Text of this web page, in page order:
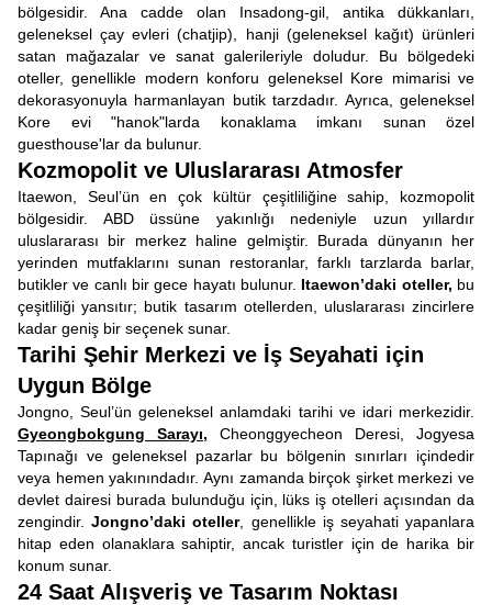
bölgesidir. Ana cadde olan Insadong-gil, antika dükkanları,
geleneksel çay evleri (chatjip), hanji (geleneksel kağıt) ürünleri
satan mağazalar ve sanat galerileriyle doludur. Bu bölgedeki
oteller, genellikle modern konforu geleneksel Kore mimarisi ve
dekorasyonuyla harmanlayan butik tarzdadır. Ayrıca, geleneksel
Kore evi "hanok"larda konaklama imkanı sunan özel
guesthouse'lar da bulunur.
Kozmopolit ve Uluslararası Atmosfer
Itaewon, Seul’ün en çok kültür çeşitliliğine sahip, kozmopolit
bölgesidir. ABD üssüne yakınlığı nedeniyle uzun yıllardır
uluslararası bir merkez haline gelmiştir. Burada dünyanın her
yerinden mutfaklarını sunan restoranlar, farklı tarzlarda barlar,
butikler ve canlı bir gece hayatı bulunur. Itaewon’daki oteller, bu
çeşitliliği yansıtır; butik tasarım otellerden, uluslararası zincirlere
kadar geniş bir seçenek sunar.
Tarihi Şehir Merkezi ve İş Seyahati için
Uygun Bölge
Jongno, Seul’ün geleneksel anlamdaki tarihi ve idari merkezidir.
Gyeongbokgung Sarayı, Cheonggyecheon Deresi, Jogyesa
Tapınağı ve geleneksel pazarlar bu bölgenin sınırları içindedir
veya hemen yakınındadır. Aynı zamanda birçok şirket merkezi ve
devlet dairesi burada bulunduğu için, lüks iş otelleri açısından da
zengindir.Jongno’daki oteller, genellikle iş seyahati yapanlara
hitap eden olanaklara sahiptir, ancak turistler için de harika bir
konum sunar.
24 Saat Alışveriş ve Tasarım Noktası